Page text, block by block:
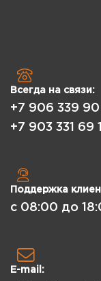
Всегда на связи:
+7 906 339 90
+7 903 331 69
Поддержка
с 08:00 до
E-mail: